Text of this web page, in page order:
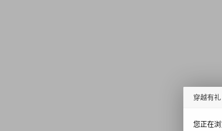
穿越有礼
您正在